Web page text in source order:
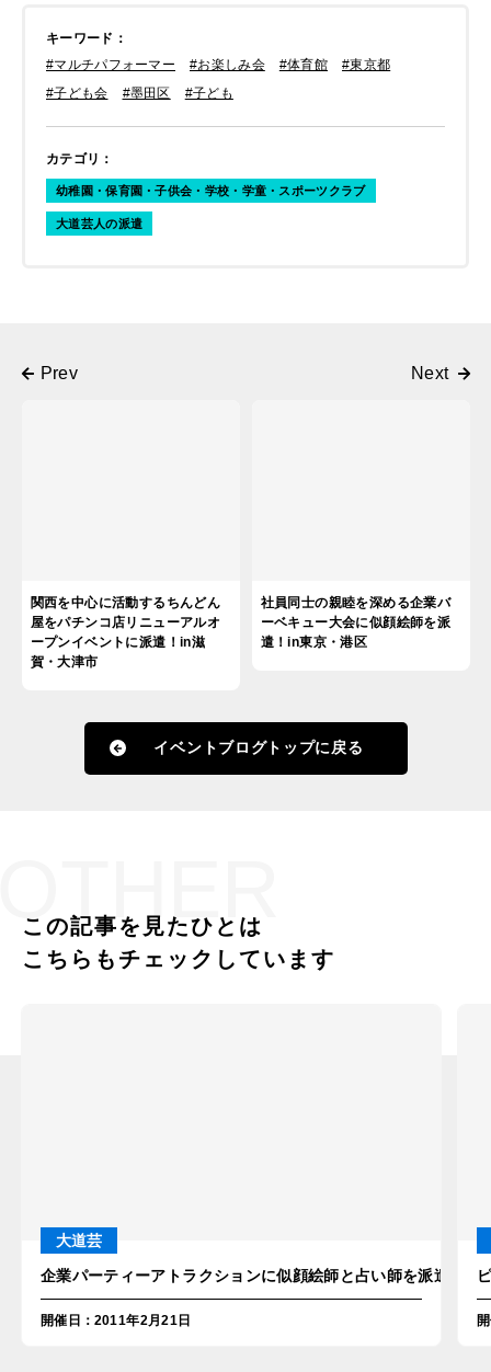
キーワード ：
#マルチパフォーマー
#お楽しみ会 #体育館
#東京都
#子ども会
#墨田区 #子ども
カテゴリ ：
幼稚園・保育園・子供会・学校・学童・スポーツクラブ
大道芸人の派遣
関西を中心に活動するちんどん
屋をパチンコ店リニューアルオ
ープンイベントに派遣！in滋
賀・大津市
社員同士の親睦を深める企業バ
ーベキュー大会に似顔絵師を派
遣！in東京・港区
イベントブログトップに戻る
この記事を見たひとは
こちらもチェックしています
大道芸
企業パーティーアトラクションに似顔絵師と占い師を派遣！in
開催日 ：2011年2月21日